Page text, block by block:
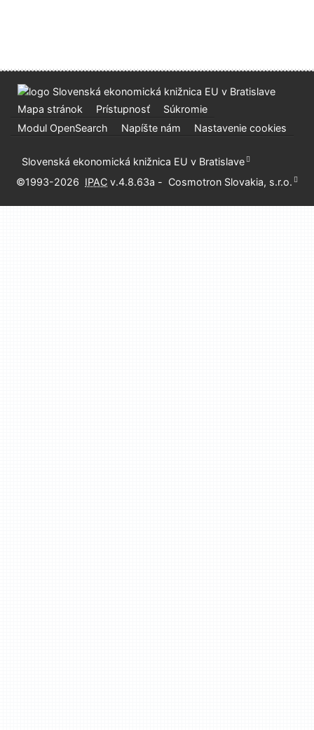
Mapa stránok Prístupnosť
Súkromie
Modul OpenSearch
Napíšte nám Nastavenie cookies
Slovenská ekonomická knižnica EU v Bratislave
©1993-2026 IPAC v.4.8.63a - Cosmotron Slovakia, s.r.o.